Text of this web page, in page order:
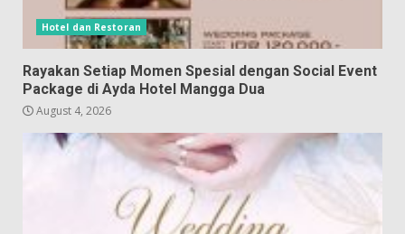
Hotel dan Restoran
Rayakan Setiap Momen Spesial dengan Social Event
Package di Ayda Hotel Mangga Dua
August 4, 2026